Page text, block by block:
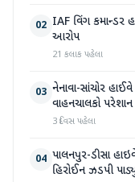
02 IAF વિંગ કમાન્ડર
આરોપ
21 કલાક પહેલા
03 નેનાવા-સાંચોર
વાહનચાલકો પરેશાન
3 દિવસ પહેલા
04 પાલનપુર-ડીસા
હિરોઈન ઝડપી